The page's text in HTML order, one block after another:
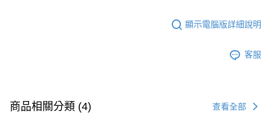
顯示電腦版詳細說明
客服
商品相關分類 (4) 查看全部